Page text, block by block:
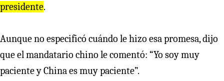
presidente.
Aunque no especificó cuándo le hizo esa promesa, dijo
que el mandatario chino le comentó: “Yo soy muy
paciente y China es muy paciente”.